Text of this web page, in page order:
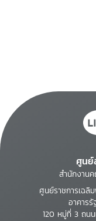
ศูนย์
สำนักงาน
ศูนย์ราชการเฉลิ
อาคาร
120 หมู่ที่ 3 ถน